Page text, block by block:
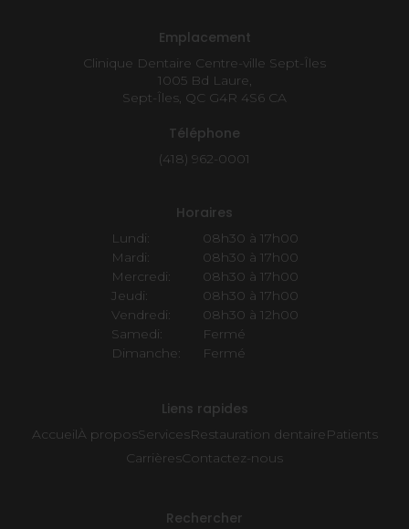
Emplacement
Clinique Dentaire Centre-ville Sept-Îles
1005 Bd Laure
Sept-Îles QC G4R 4S6 CA
Téléphone
(418) 962-0001
Horaires
Lundi:
08h30 à 17h00
Mardi:
08h30 à 17h00
Mercredi:
08h30 à 17h00
Jeudi:
08h30 à 17h00
Vendredi:
08h30 à 12h00
Samedi:
Fermé
Dimanche:
Fermé
Liens rapides
AccueilÀ proposServicesRestauration dentairePatients
CarrièresContactez-nous
Rechercher